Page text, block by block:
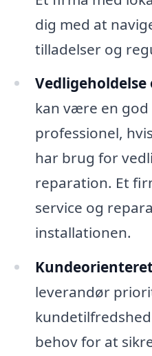
dig med at
tilladelser og
kan være en
professionel,
har brug for
reparation. Et
service og
installationen.
leverandør
behov for at